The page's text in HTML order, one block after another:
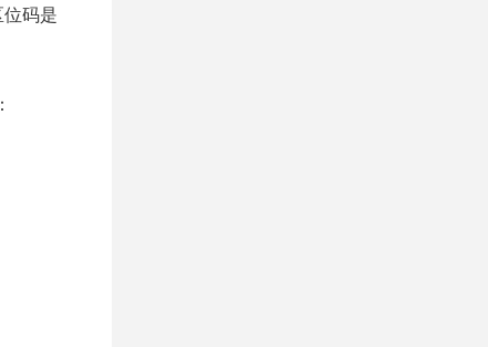
码是